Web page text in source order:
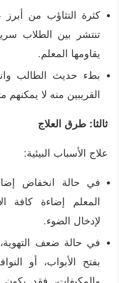
كثرة التثاؤب من أبرز
تنتشر بين الطلاب
يقاومها المعلم.
بطء حديث الطالب
القريبين منه لا يمكنهم
ثالثا: طرق العلاج
علاج الأسباب البيئية:
في حالة انخفاض
المعلم إضاءة كافة
لإدخال الضوء.
في حالة ضعف
بفتح الأبواب، أو